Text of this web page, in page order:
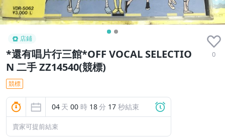
店鋪
*還有唱片行三館*OFF VOCAL SELECTIO
N 二手 ZZ14540(競標)
0
競標
04 天 00 時 18分 16 秒結束
賣家可提前結束